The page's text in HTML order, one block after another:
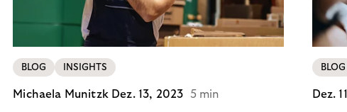
BLOG INSIGHTS
Michaela Munitzk Dez. 13, 2023 5 min
BLOG
Dez.